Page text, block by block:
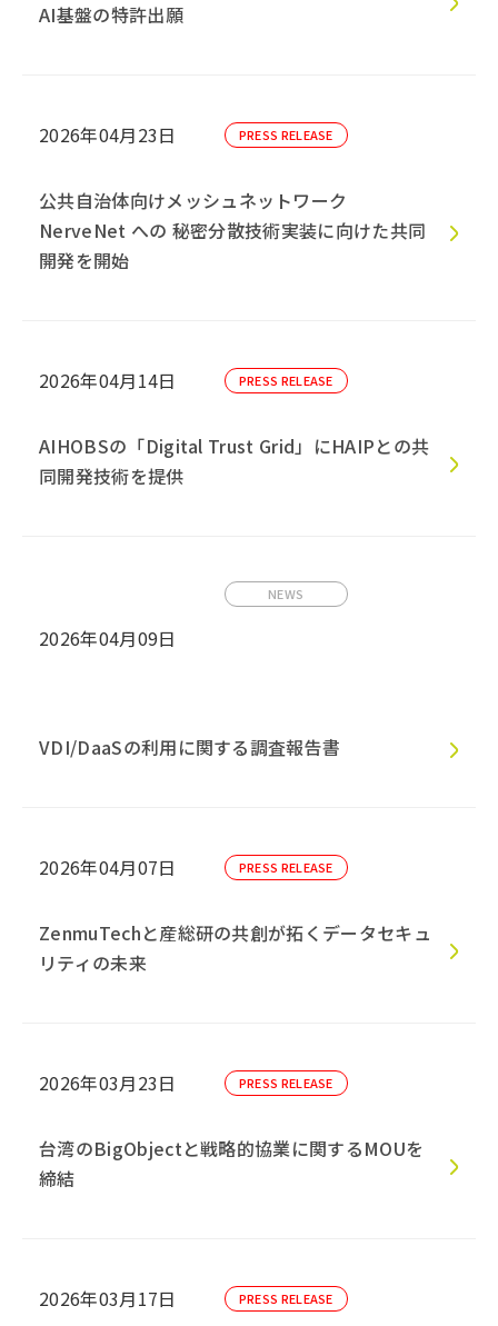
AI基盤の特許出願
2026年04月23日 PRESS RELEASE
公共自治体向けメッシュネットワーク
NerveNet への 秘密分散技術実装に向けた共同
開発を開始
2026年04月14日 PRESS RELEASE
AIHOBSの「Digital Trust Grid」にHAIPとの共
同開発技術を提供
2026年04月09日
NEWS
VDI/DaaSの利用に関する調査報告書
2026年04月07日 PRESS RELEASE
ZenmuTechと産総研の共創が拓くデータセキュ
リティの未来
2026年03月23日 PRESS RELEASE
台湾のBigObjectと戦略的協業に関するMOUを
締結
2026年03月17日 PRESS RELEASE